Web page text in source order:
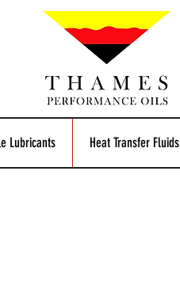
Lubricants Heat Transfer Fluids